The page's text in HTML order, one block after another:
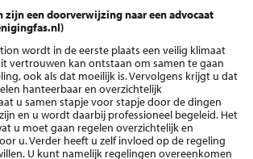
zijn een doorverwijzing naar een advocaat
wordt in de eerste plaats een veilig klimaat
vertrouwen kan ontstaan om samen te gaan
ook als dat moeilijk is. Vervolgens krijgt u dat
hanteerbaar en overzichtelijk
u samen stapje voor stapje door de dingen
en u wordt daarbij professioneel begeleid. Het
u moet gaan regelen overzichtelijk en
u. Verder heeft u zelf invloed op de regeling
U kunt namelijk regelingen overeenkomen